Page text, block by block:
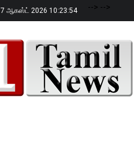
7 ஆகஸ்ட் 2026 10:23:55 --> -->